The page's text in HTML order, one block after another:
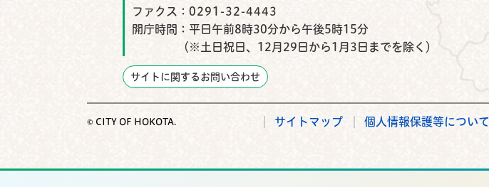
ファクス： 0291-32-4443
開庁時間： 平日午前8時30分から午後5時15分
（※土日祝日、12月29日から1月3日までを除く）
サイトに関するお問い合わせ
© CITY OF HOKOTA. サイトマップ 個人情報保護等について